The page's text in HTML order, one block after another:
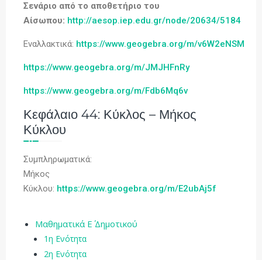
Σενάριο από το αποθετήριο του
Αίσωπου: http://aesop.iep.edu.gr/node/20634/5184
Εναλλακτικά: https://www.geogebra.org/m/v6W2eNSM
https://www.geogebra.org/m/JMJHFnRy
https://www.geogebra.org/m/Fdb6Mq6v
Κεφάλαιο 44: Κύκλος – Μήκος
Κύκλου
Συμπληρωματικά:
Μήκος
Κύκλου: https://www.geogebra.org/m/E2ubAj5f
Μαθηματικά Ε΄ Δημοτικού
1η Ενότητα
2η Ενότητα